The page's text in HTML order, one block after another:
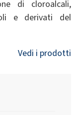
di cloroalcali,
e derivati del
Vedi i prodotti